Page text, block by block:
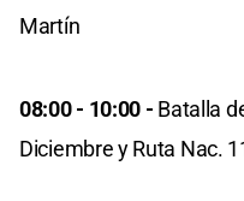
Martín
08:00 - 10:00 - Batalla
Diciembre y Ruta Nac.